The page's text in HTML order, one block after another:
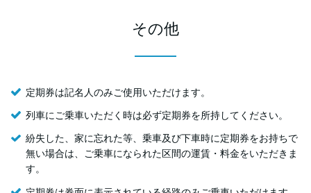
その他
定期券は記名人のみご使用いただけます。
列車にご乗車いただく時は必ず定期券を所持してください。
紛失した、家に忘れた等、乗車及び下車時に定期券をお持ちで
無い場合は、ご乗車になられた区間の運賃・料金をいただきま
す。